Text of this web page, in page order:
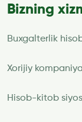
Bizning
Buxgalterlik
Xorijiy
Hisob-kitob